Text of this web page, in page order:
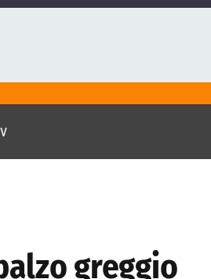
greggio